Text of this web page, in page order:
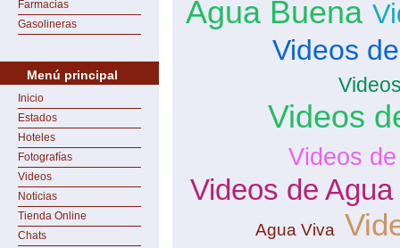
Farmacias
Gasolineras
Menú principal
Inicio
Estados
Hoteles
Fotografías
Videos
Noticias
Tienda Online
Chats
Agua Buena
Videos
Videos
Videos
Videos de
Agua Viva